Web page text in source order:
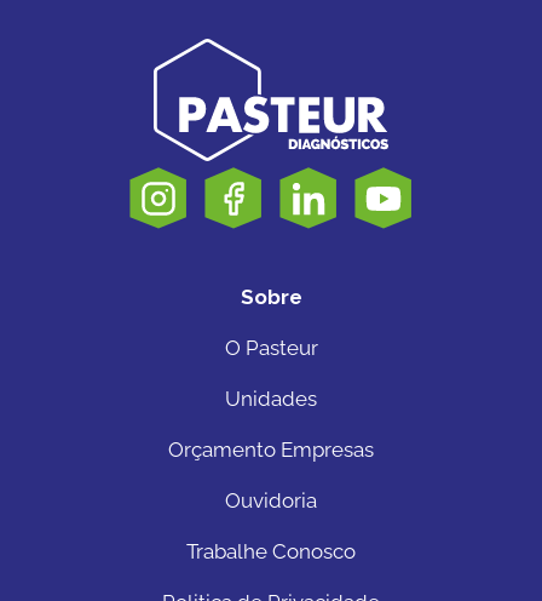
Sobre
O Pasteur
Unidades
Orçamento Empresas
Ouvidoria
Trabalhe Conosco